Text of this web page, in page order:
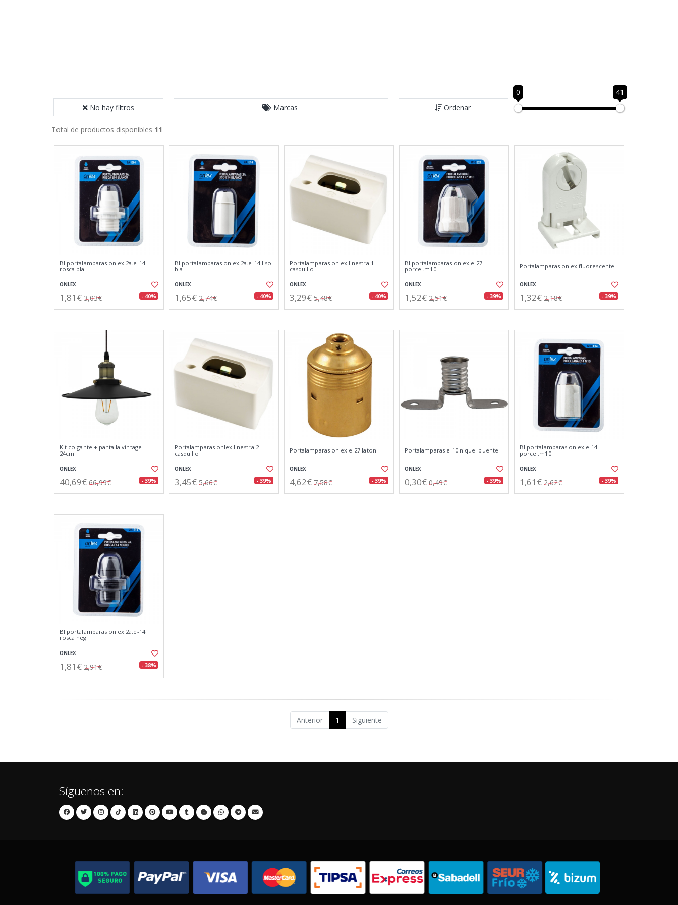
No hay filtros Marcas Ordenar
0 41
Total de productos disponibles 11
Bl.portalamparas onlex 2a.e-14
rosca bla
ONLEX
1,81€ 3,03€ - 40%
Bl.portalamparas onlex 2a.e-14 liso
bla
ONLEX
1,65€ 2,74€ - 40%
Portalamparas onlex linestra 1
casquillo
ONLEX
3,29€ 5,48€ - 40%
Bl.portalamparas onlex e-27
porcel.m10
ONLEX
1,52€ 2,51€ - 39%
Portalamparas onlex fluorescente
ONLEX
1,32€ 2,18€ - 39%
Kit colgante + pantalla vintage
24cm.
ONLEX
40,69€ 66,99€ - 39%
Portalamparas onlex linestra 2
casquillo
ONLEX
3,45€ 5,66€ - 39%
Portalamparas onlex e-27 laton
ONLEX
4,62€ 7,58€ - 39%
Portalamparas e-10 niquel puente
ONLEX
0,30€ 0,49€ - 39%
Bl.portalamparas onlex e-14
porcel.m10
ONLEX
1,61€ 2,62€ - 39%
Bl.portalamparas onlex 2a.e-14
rosca neg
ONLEX
1,81€ 2,91€ - 38%
Anterior 1 Siguiente
Síguenos en: